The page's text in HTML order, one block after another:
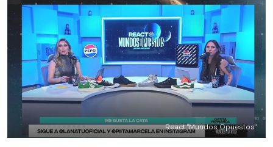
React "Mundos Opuestos"